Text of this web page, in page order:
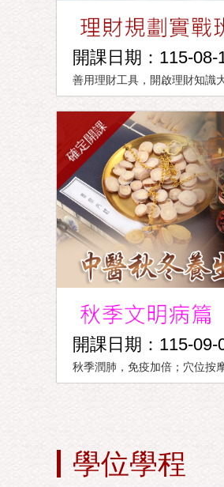
開課日期：115-08-
善用理財工具，開啟理財知識
確定開課
開課日期：115-09-
秋季潤肺，免疫加倍；穴位按
學位學程